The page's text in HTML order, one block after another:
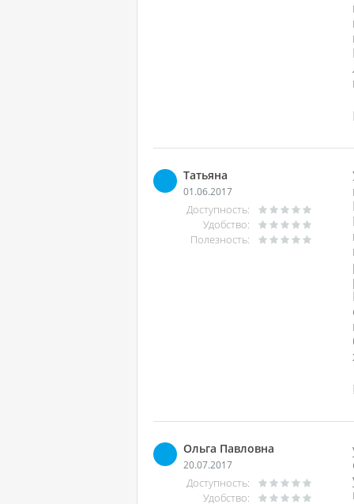
Татьяна
01.06.2017
Доступность:
Удобство:
Полезность:
Ольга Павловна
20.07.2017
Доступность:
Удобство: